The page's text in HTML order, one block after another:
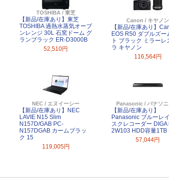
TOSHIBA / 東芝
【新品/在庫あり】東芝
TOSHIBA 過熱水蒸気オーブ
ンレンジ 30L 石窯ドーム グ
ランブラック ER-D3000B
52,510円
Canon / キヤノン
【新品/在庫あり】
EOS R50 ダブルズー
ト ブラック ミラーレ
ラ キヤノン
116,564円
NEC / エヌイーシー
【新品/在庫あり】NEC
LAVIE N15 Slim
N157D/GAB PC-
N157DGAB カームブラッ
ク 15
119,005円
Panasonic / パナソニ
【新品/在庫あり】
Panasonic ブルーレ
スクレコーダー DIGA
2W103 HDD容量1TB
57,044円